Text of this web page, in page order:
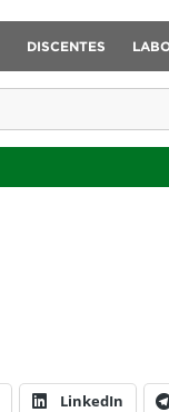
DISCENTES
LinkedIn